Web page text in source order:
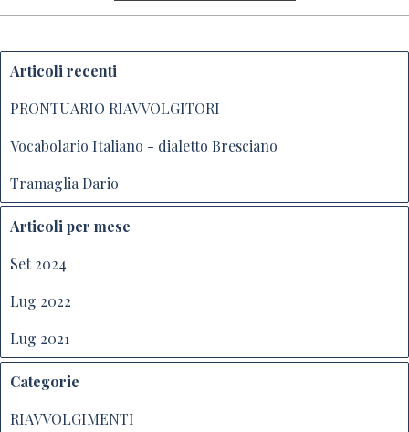
Sito Internet:
E-Mail:*
Articoli recenti
PRONTUARIO RIAVVOLGITORI
Vocabolario Italiano - dialetto Bresciano
Tramaglia Dario
Articoli per mese
Set 2024
Lug 2022
Lug 2021
Categorie
RIAVVOLGIMENTI